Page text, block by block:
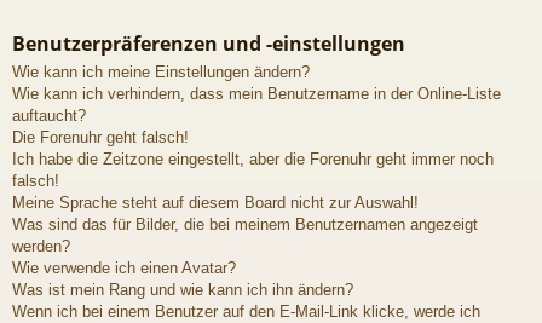
Benutzerpräferenzen und -einstellungen
Wie kann ich meine Einstellungen ändern?
Wie kann ich verhindern, dass mein Benutzername in der Online-Liste
auftaucht?
Die Forenuhr geht falsch!
Ich habe die Zeitzone eingestellt, aber die Forenuhr geht immer noch
falsch!
Meine Sprache steht auf diesem Board nicht zur Auswahl!
Was sind das für Bilder, die bei meinem Benutzernamen angezeigt
werden?
Wie verwende ich einen Avatar?
Was ist mein Rang und wie kann ich ihn ändern?
Wenn ich bei einem Benutzer auf den E-Mail-Link klicke, werde ich